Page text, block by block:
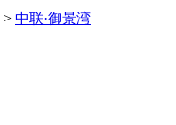
> 中联·御景湾